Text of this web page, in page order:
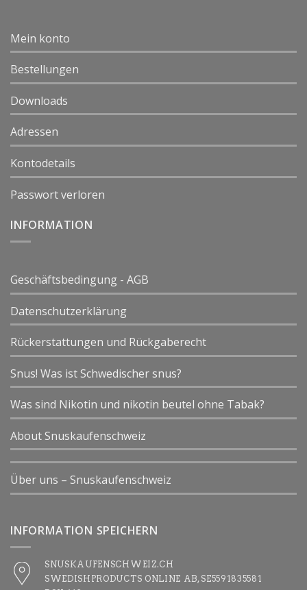
Mein konto
Bestellungen
Downloads
Adressen
Kontodetails
Passwort verloren
INFORMATION
Geschäftsbedingung - AGB
Datenschutzerklärung
Rückerstattungen und Rückgaberecht
Snus! Was ist Schwedischer snus?
Was sind Nikotin und nikotin beutel ohne Tabak?
About Snuskaufenschweiz
Über uns – Snuskaufenschweiz
INFORMATION SPEICHERN
SNUSKAUFENSCHWEIZ.CH
SWEDISHPRODUCTS ONLINE AB, SE5591835581